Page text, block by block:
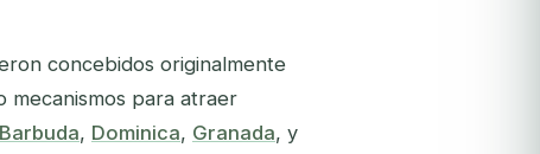
concebidos originalmente
mecanismos para atraer
, Dominica, Granada, y